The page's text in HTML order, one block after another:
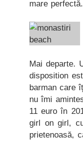
mare
Mai departe.
disposition
barman care
nu îmi
11 euro în
girl on girl,
prietenoasă,